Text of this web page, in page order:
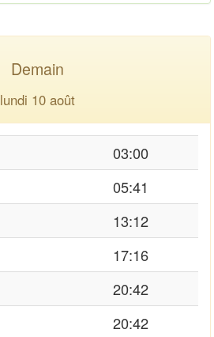
Demain
lundi 10 août
03:00
05:41
13:12
17:16
20:42
20:42